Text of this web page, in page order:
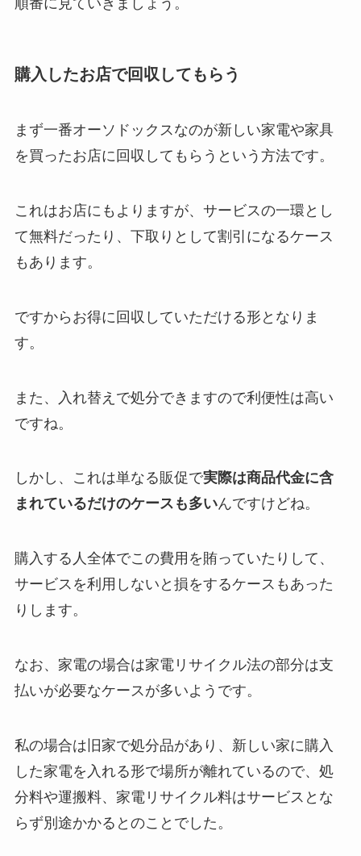
購入したお店で回収してもらう
まず一番オーソドックスなのが新しい家電や家具
を買ったお店に回収してもらうという方法です。
これはお店にもよりますが、サービスの一環とし
て無料だったり、下取りとして割引になるケース
もあります。
ですからお得に回収していただける形となりま
す。
また、入れ替えで処分できますので利便性は高い
ですね。
しかし、これは単なる販促で実際は商品代金に含
まれているだけのケースも多いんですけどね。
購入する人全体でこの費用を賄っていたりして、
サービスを利用しないと損をするケースもあった
りします。
なお、家電の場合は家電リサイクル法の部分は支
払いが必要なケースが多いようです。
私の場合は旧家で処分品があり、新しい家に購入
した家電を入れる形で場所が離れているので、処
分料や運搬料、家電リサイクル料はサービスとな
らず別途かかるとのことでした。